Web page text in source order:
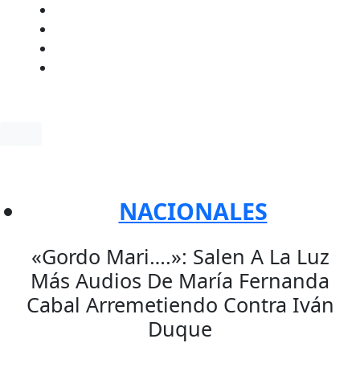
NACIONALES
«Gordo Mari….»: Salen A La Luz
Más Audios De María Fernanda
Cabal Arremetiendo Contra Iván
Duque